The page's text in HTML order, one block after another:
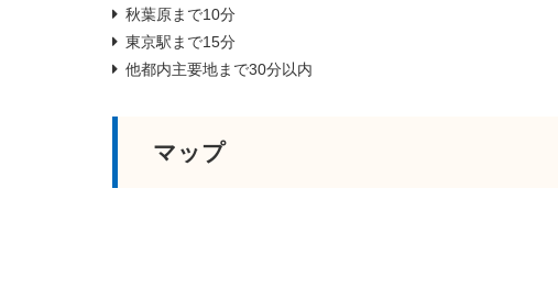
秋葉原まで10分
東京駅まで15分
他都内主要地まで30分以内
マップ